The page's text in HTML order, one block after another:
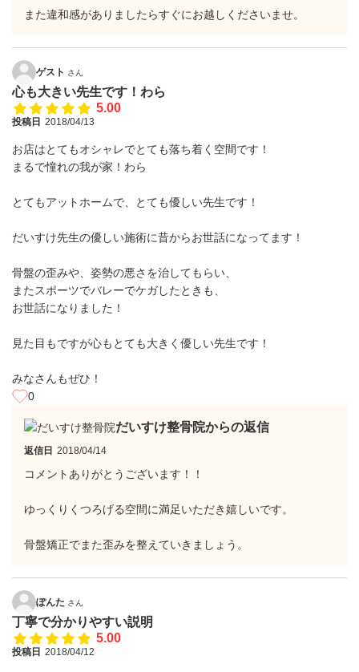
また違和感がありましたらすぐにお越しくださいませ。
ゲスト さん
心も大きい先生です！わら
5.00
投稿日 2018/04/13
お店はとてもオシャレでとても落ち着く空間です！
まるで憧れの我が家！わら
とてもアットホームで、とても優しい先生です！
だいすけ先生の優しい施術に昔からお世話になってます！
骨盤の歪みや、姿勢の悪さを治してもらい、
またスポーツでバレーでケガしたときも、
お世話になりました！
見た目もですが心もとても大きく優しい先生です！
みなさんもぜひ！
0
だいすけ整骨院からの返信
返信日 2018/04/14
コメントありがとうございます！！
ゆっくりくつろげる空間に満足いただき嬉しいです。
骨盤矯正でまた歪みを整えていきましょう。
ぽんた さん
丁寧で分かりやすい説明
5.00
投稿日 2018/04/12